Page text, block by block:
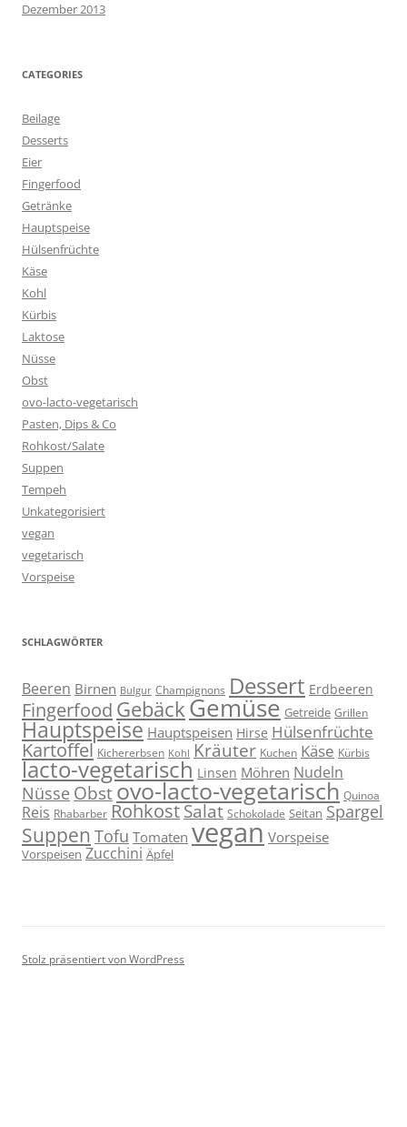
Dezember 2013
CATEGORIES
Beilage
Desserts
Eier
Fingerfood
Getränke
Hauptspeise
Hülsenfrüchte
Käse
Kohl
Kürbis
Laktose
Nüsse
Obst
ovo-lacto-vegetarisch
Pasten, Dips & Co
Rohkost/Salate
Suppen
Tempeh
Unkategorisiert
vegan
vegetarisch
Vorspeise
SCHLAGWÖRTER
Beeren Birnen Bulgur Champignons Dessert Erdbeeren
Fingerfood Gebäck Gemüse Getreide Grillen
Hauptspeise Hauptspeisen Hirse Hülsenfrüchte
Kartoffel Kichererbsen Kohl Kräuter Kuchen Käse Kürbis
lacto-vegetarisch Linsen Möhren Nudeln
Nüsse Obstovo-lacto-vegetarisch Quinoa
Reis Rhabarber Rohkost Salat Schokolade Seitan Spargel
Suppen Tofu Tomaten vegan Vorspeise
Vorspeisen Zucchini Äpfel
Stolz präsentiert von WordPress